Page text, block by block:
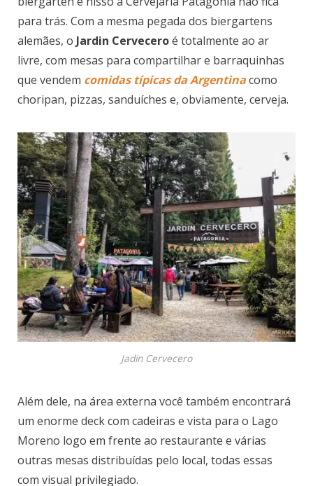
para trás. Com a mesma pegada dos biergartens
alemães, o Jardin Cerveceroé totalmente ao ar
livre, com mesas para compartilhar e barraquinhas
que vendem comidas típicas da Argentinacomo
choripan, pizzas, sanduíches e, obviamente, cerveja.
Jadin Cervecero
Além dele, na área externa você também encontrará
um enorme deck com cadeiras e vista para o Lago
Moreno logo em frente ao restaurante e várias
outras mesas distribuídas pelo local, todas essas
com visual privilegiado.